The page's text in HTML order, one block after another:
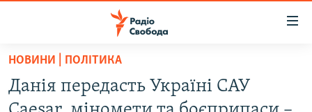
Перейти
основного
матеріалу
ВСЕ ЗА ДОБУ
НОВИНИ | ПОЛІТИКА
Данія передасть Україні САУ